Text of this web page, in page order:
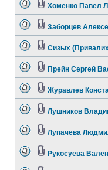
Хоменко Павел
Заборцев
Сизых
Прейн Сергей
Журавлев
Лушников
Лупачева
Рукосуева